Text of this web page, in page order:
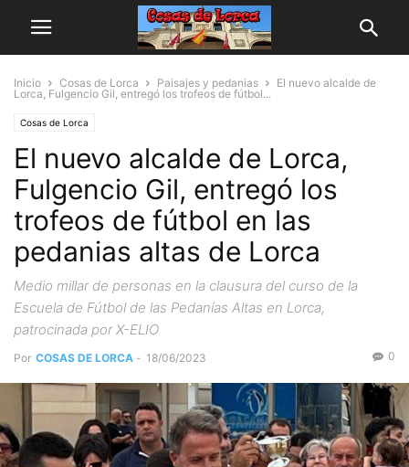
Inicio Cosas de Lorca Paisajes y pedanias
El nuevo alcalde de
Lorca, Fulgencio Gil, entregó los trofeos de fútbol...
Cosas de Lorca
El nuevo alcalde de Lorca,
Fulgencio Gil, entregó los
trofeos de fútbol en las
pedanias altas de Lorca
Medio millar de personas en la clausura del curso de la
Escuela de Fútbol de las Pedanías Altas en Lorca,
patrocinada por X-ELIO
Por COSAS DE LORCA - 18/06/2023 0